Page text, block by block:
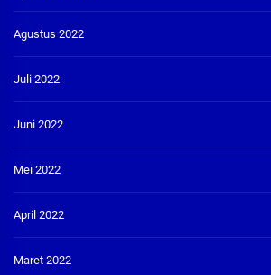
Agustus 2022
Juli 2022
Juni 2022
Mei 2022
April 2022
Maret 2022